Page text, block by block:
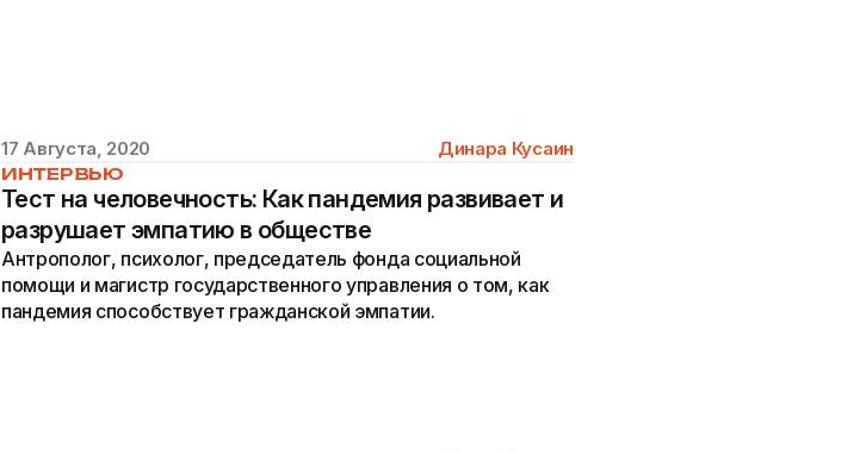
17 Августа, 2020 Динара Кусаин
ИНТЕРВЬЮ
Тест на человечность: Как пандемия развивает и
разрушает эмпатию в обществе
Антрополог, психолог, председатель фонда социальной
помощи и магистр государственного управления о том, как
пандемия способствует гражданской эмпатии.